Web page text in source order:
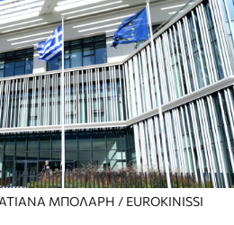
ΜΠΟΛΑΡΗ / EUROKINISSI